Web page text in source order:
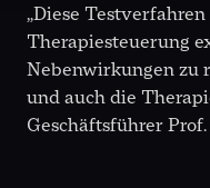
„Diese
Therapiesteuerung
Nebenwirkungen zu
und auch die
Geschäftsführer